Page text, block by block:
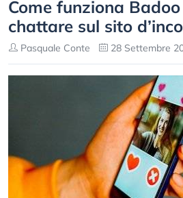
Come funziona
chattare sul sito
Pasquale Conte 28 Settembre